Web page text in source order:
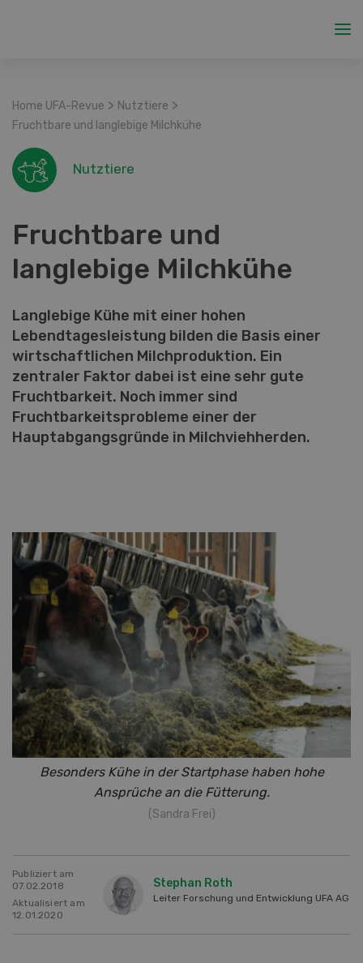
Home UFA-Revue > Nutztiere >
Fruchtbare und langlebige Milchkühe
Nutztiere
Fruchtbare und
langlebige Milchkühe
Langlebige Kühe mit einer hohen
Lebendtagesleistung bilden die Basis einer
wirtschaftlichen Milchproduktion. Ein
zentraler Faktor dabei ist eine sehr gute
Fruchtbarkeit. Noch immer sind
Fruchtbarkeitsprobleme einer der
Hauptabgangsgründe in Milchviehherden.
Besonders Kühe in der Startphase haben hohe
Ansprüche an die Fütterung.
(Sandra Frei)
Publiziert am
07.02.2018
Aktualisiert am
12.01.2020
Stephan Roth
Leiter Forschung und Entwicklung UFA AG